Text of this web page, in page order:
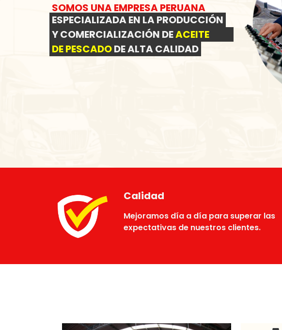
SOMOS UNA EMPRESA PERUANA
ESPECIALIZADA EN LA PRODUCCIÓN
Y COMERCIALIZACIÓN DEACEITE
DE PESCADODE ALTA CALIDAD
Calidad
Mejoramos día a día para superar las
expectativas de nuestros clientes.